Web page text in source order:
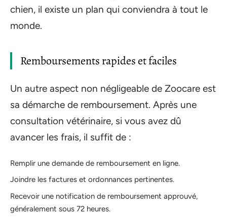
chien, il existe un plan qui conviendra à tout le
monde.
Remboursements rapides et faciles
Un autre aspect non négligeable de Zoocare est
sa démarche de remboursement. Après une
consultation vétérinaire, si vous avez dû
avancer les frais, il suffit de :
Remplir une demande de remboursement en ligne.
Joindre les factures et ordonnances pertinentes.
Recevoir une notification de remboursement approuvé,
généralement sous 72 heures.